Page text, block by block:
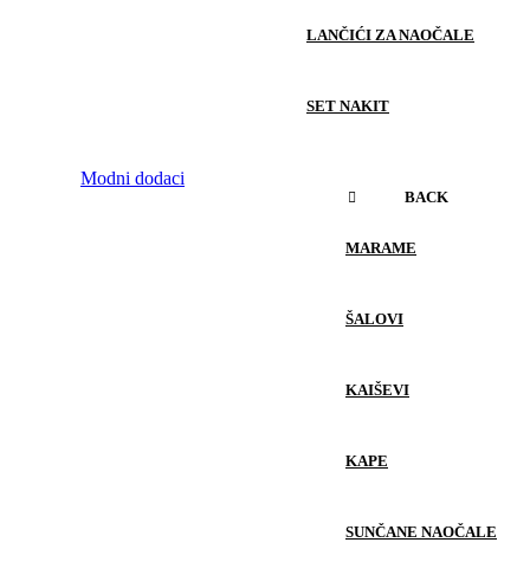
LANČIĆI ZA NAOČALE
SET NAKIT
Modni dodaci
BACK
MARAME
ŠALOVI
KAIŠEVI
KAPE
SUNČANE NAOČALE